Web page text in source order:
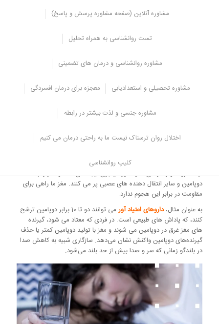
مشاوره آنلاین (صفحه مشاوره پرسش و پاسخ)
تست روانشناسی به همراه تحلیل
مشاوره روانشناسی و درمان های تضمینی
مشاوره تحصیلی و استعدادیابی معجزه برای درمان افسردگی
مشاوره جنسی و لذت بیشتر در رابطه
اختلال روان ترسناک نیست ما به راحتی درمان می کنیم
کلیپ روانشناسی
پاسخ “بله” به هر یک از سه سوال زیر نشان می دهد که شما ممکن است
معتاد باشید و باید حداقل برای ارزیابی و راهنمایی بیشتر با یک
آیا بیشتر از گذشته از مواد استفاده می کنید یا بیشتر درگیر این عادت می
آیا زمانی که ماده مخدر را ندارید، علائم ترک را دارید؟
آیا تا به حال در مورد استفاده از مواد یا میزان مصرف خود به کسی دروغ
با گذشت زمان، مغز به گونه ای سازگار می شود که در واقع ماده مخدر یا
طبیعی است که پاداش معمولا تنها با صرف زمان و تلاش به دست می
آید. داروها و رفتارهای اعتیاد آور میانبری ایجاد می کنند و مغز را با
دوپامین و سایر انتقال دهنده های عصبی پر می کنند. مغز ما راهی برای
مقاومت در برابر این هجوم ندارد.
به عنوان مثال،داروهای اعتیاد آور
می توانند دو تا 10 برابر دوپامین ترشح
کنند، که پاداش های طبیعی است. در فردی که معتاد می شود، گیرنده
های مغز غرق در دوپامین می شوند و مغز با تولید دوپامین کمتر یا حذف
گیرنده‌های دوپامین واکنش نشان می‌دهد. سازگاری شبیه به کاهش صدا
در بلندگو زمانی که سر و صدا بیش از حد بلند می‌شود.